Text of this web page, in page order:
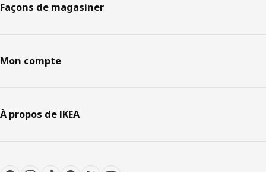
Façons de magasiner
Mon compte
À propos de IKEA